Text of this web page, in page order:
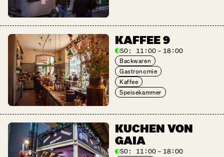
KAFFEE 9
SO: 11:00 – 18:00
Backwaren
Gastronomie
Kaffee
Speisekammer
KUCHEN VON
GAIA
SO: 11:00 – 18:00